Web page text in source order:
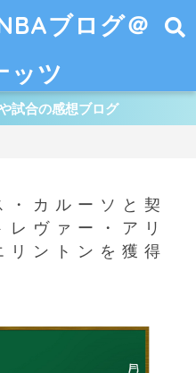
ブログ＠
ッツ
試合の感想ブログ
・カルーソと契
ヴァー・アリ
リントンを獲得